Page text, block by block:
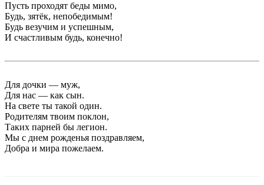
Пусть проходят беды мимо,
Будь, зятёк, непобедимым!
Будь везучим и успешным,
И счастливым будь, конечно!
Для дочки — муж,
Для нас — как сын.
На свете ты такой один.
Родителям твоим поклон,
Таких парней бы легион.
Мы с днем рожденья поздравляем,
Добра и мира пожелаем.